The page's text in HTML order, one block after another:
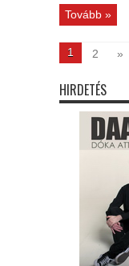
Tovább »
1 2 »
HIRDETÉS